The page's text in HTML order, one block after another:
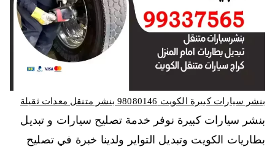
بنشر سيارات كبيرة الكويت 98080146‬ بنشر متنقل معدات ثقيلة
بنشر سيارات كبيرة نوفر خدمة تصليح سيارات و تبديل
بطاريات الكويت وتبديل التواير ولدينا خبرة في تصليح